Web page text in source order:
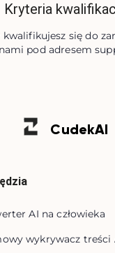
Kryteria
się do
pod adresem
CudekAI
AI na człowieka
wykrywacz treści